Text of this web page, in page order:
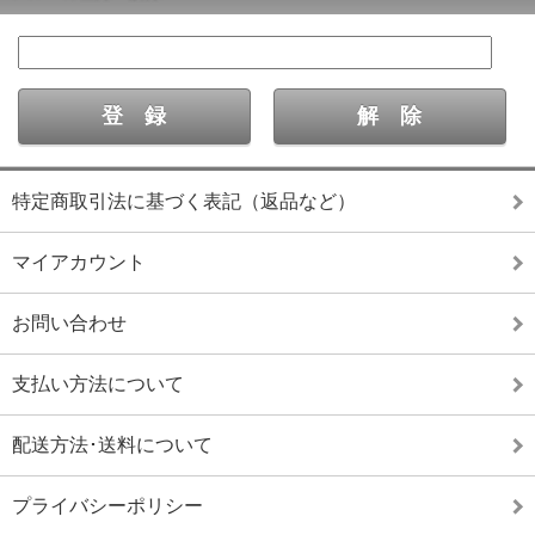
特定商取引法に基づく表記（返品など）
マイアカウント
お問い合わせ
支払い方法について
配送方法･送料について
プライバシーポリシー